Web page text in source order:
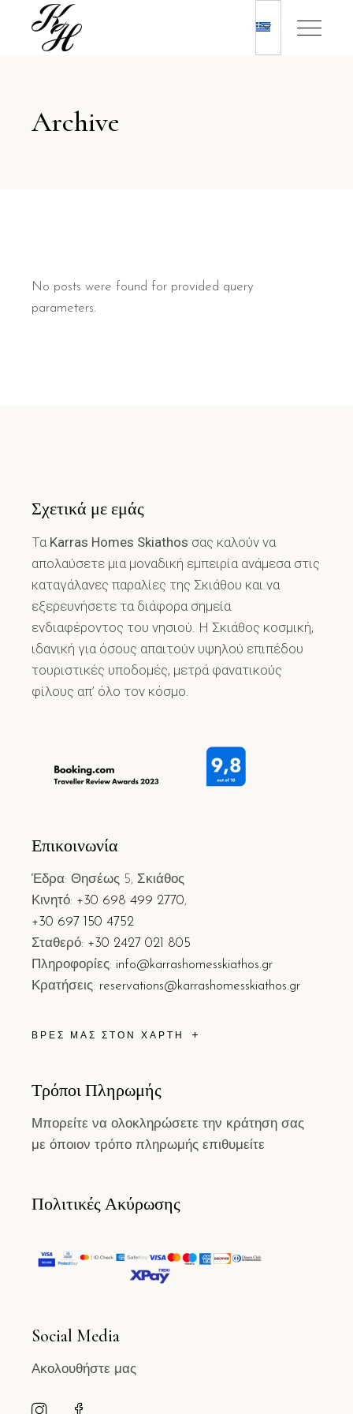
Archive
No posts were found for provided query
parameters.
Σχετικά με εμάς
Τα Karras Homes Skiathos σας καλούν να
απολαύσετε μια μοναδική εμπειρία ανάμεσα στις
καταγάλανες παραλίες της Σκιάθου και να
εξερευνήσετε τα διάφορα σημεία
ενδιαφέροντος του νησιού. Η Σκιάθος κοσμική,
ιδανική για όσους απαιτούν υψηλού επιπέδου
τουριστικές υποδομές, μετρά φανατικούς
φίλους απ’ όλο τον κόσμο.
Επικοινωνία
Έδρα: Θησέως 5, Σκιάθος
Κινητό: +30 698 499 2770,
+30 697 150 4752
Σταθερό: +30 2427 021 805
Πληροφορίες: info@karrashomesskiathos.gr
Κρατήσεις: reservations@karrashomesskiathos.gr
ΒΡΕΣ ΜΑΣ ΣΤΟΝ ΧΑΡΤΗ
Τρόποι Πληρωμής
Μπορείτε να ολοκληρώσετε την κράτηση σας
με όποιον τρόπο πληρωμής επιθυμείτε
Πολιτικές Ακύρωσης
Social Media
Ακολουθήστε μας